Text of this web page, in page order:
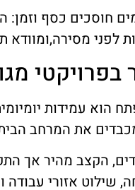
חוסכים כסף וזמן:
לפני
בפרויקטי
הוא עמידות
את המרחב
הקצב מהיר אך
שילוט אזורי עבודה